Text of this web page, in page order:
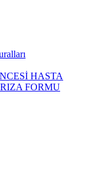
HASTA
FORMU